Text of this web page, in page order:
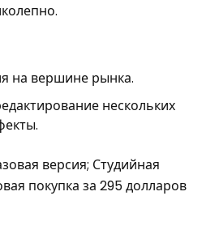
на вершине рынка.
нескольких
версия; Студийная
покупка за 295 долларов